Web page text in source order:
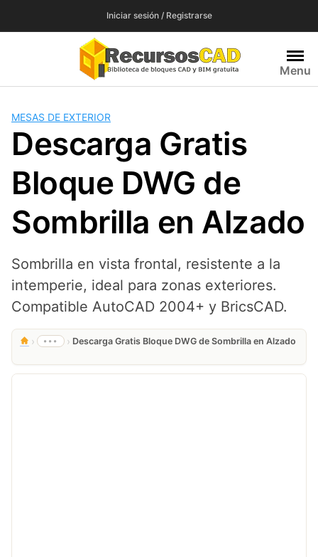
Iniciar sesión / Registrarse
Menu
MESAS DE EXTERIOR
Descarga Gratis
Bloque DWG de
Sombrilla en Alzado
Sombrilla en vista frontal, resistente a la
intemperie, ideal para zonas exteriores.
Compatible AutoCAD 2004+ y BricsCAD.
› ••• › Descarga Gratis Bloque DWG de Sombrilla en Alzado